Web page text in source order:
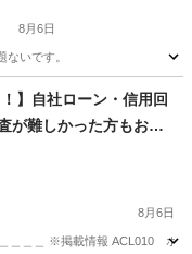
8月6日
いです。
】自社ローン・信用回
が難しかった方もお気
N-BOX 660 カスタム
8月6日
＿＿＿ ※掲載情報 ACL010 ホ